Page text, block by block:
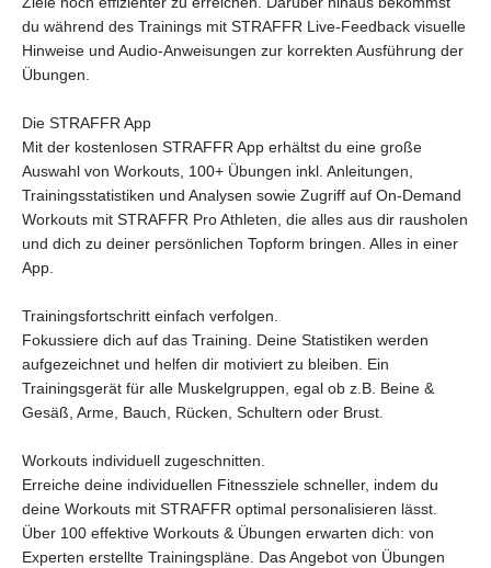
du während des Trainings mit STRAFFR Live-Feedback visuelle
Hinweise und Audio-Anweisungen zur korrekten Ausführung der
Übungen.
Die STRAFFR App
Mit der kostenlosen STRAFFR App erhältst du eine große
Auswahl von Workouts, 100+ Übungen inkl. Anleitungen,
Trainingsstatistiken und Analysen sowie Zugriff auf On-Demand
Workouts mit STRAFFR Pro Athleten, die alles aus dir rausholen
und dich zu deiner persönlichen Topform bringen. Alles in einer
App.
Trainingsfortschritt einfach verfolgen.
Fokussiere dich auf das Training. Deine Statistiken werden
aufgezeichnet und helfen dir motiviert zu bleiben. Ein
Trainingsgerät für alle Muskelgruppen, egal ob z.B. Beine &
Gesäß, Arme, Bauch, Rücken, Schultern oder Brust.
Workouts individuell zugeschnitten.
Erreiche deine individuellen Fitnessziele schneller, indem du
deine Workouts mit STRAFFR optimal personalisieren lässt.
Über 100 effektive Workouts & Übungen erwarten dich: von
Experten erstellte Trainingspläne. Das Angebot von Übungen